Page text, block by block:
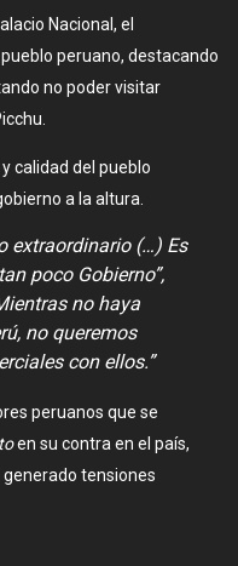
Nacional, el
peruano, destacando
no poder visitar
calidad del pueblo
a la altura.
extraordinario (…) Es
poco Gobierno”,
no haya
no queremos
con ellos.”
peruanos que se
en su contra en el país,
tensiones